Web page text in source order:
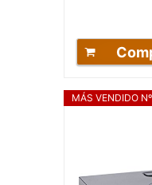
MÁS VENDIDO